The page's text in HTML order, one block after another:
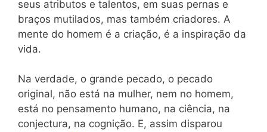
seus atributos e talentos, em suas pernas e
braços mutilados, mas também criadores. A
mente do homem é a criação, é a inspiração da
vida.
Na verdade, o grande pecado, o pecado
original, não está na mulher, nem no homem,
está no pensamento humano, na ciência, na
conjectura, na cognição. E, assim disparou